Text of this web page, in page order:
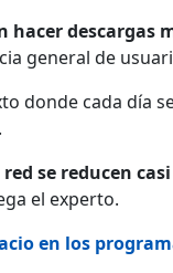
hacer descargas
general de
donde cada día
se reducen
el experto.
en los